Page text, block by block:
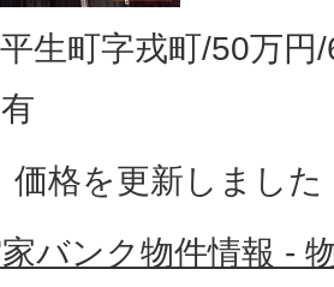
生町字戎町/50万円
価格を更新しました
バンク物件情報 -